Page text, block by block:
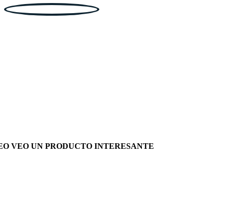
VEO UN PRODUCTO INTERESANTE